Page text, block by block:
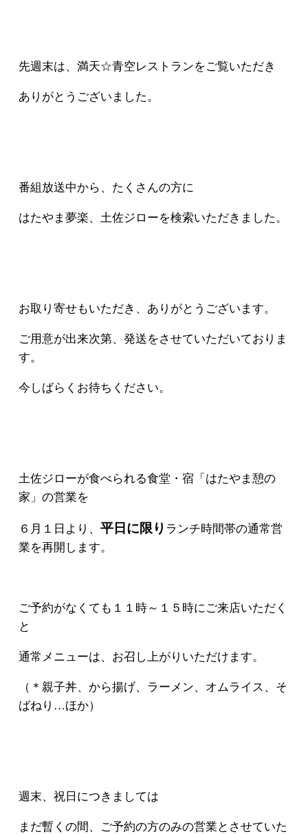
先週末は、満天☆青空レストランをご覧いただき
ありがとうございました。
番組放送中から、たくさんの方に
はたやま夢楽、土佐ジローを検索いただきました。
お取り寄せもいただき、ありがとうございます。
ご用意が出来次第、発送をさせていただいておりま
す。
今しばらくお待ちください。
土佐ジローが食べられる食堂・宿「はたやま憩の
家」の営業を
６月１日より、 平日に限り ランチ時間帯の通常営
業を再開します。
ご予約がなくても１１時～１５時にご来店いただく
と
通常メニューは、お召し上がりいただけます。
（＊親子丼、から揚げ、ラーメン、オムライス、そ
ばねり…ほか）
週末、祝日につきましては
まだ暫くの間、ご予約の方のみの営業とさせていた